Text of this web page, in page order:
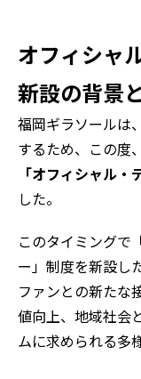
オフィシャ
新設の背景
福岡ギラソールは
するため、この度
「オフィシャル・
した。
このタイミングで
ー」制度を新設し
ファンとの新たな
値向上、地域社会
ムに求められる多